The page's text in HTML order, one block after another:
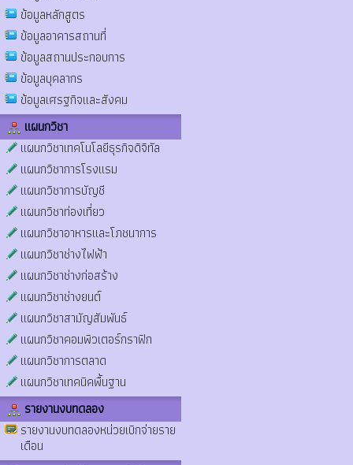
ข้อมูลหลักสูตร
ข้อมูลอาคารสถานที่
ข้อมูลสถานประกอบการ
ข้อมูลบุคลากร
ข้อมูลเศรฐกิจและสังคม
แผนกวิชา
แผนกวิชาเทคโนโลยีธุรกิจดิจิทัล
แผนกวิชาการโรงแรม
แผนกวิชาการบัญชี
แผนกวิชาท่องเที่ยว
แผนกวิชาอาหารและโภชนาการ
แผนกวิชาช่างไฟฟ้า
แผนกวิชาช่างก่อสร้าง
แผนกวิชาช่างยนต์
แผนกวิชาสามัญสัมพันธ์
แผนกวิชาคอมพิวเตอร์กราฟิก
แผนกวิชาการตลาด
แผนกวิชาเทคนิคพื้นฐาน
รายงานงบทดลอง
รายงานงบทดลองหน่วยเบิกจ่ายราย
เดือน